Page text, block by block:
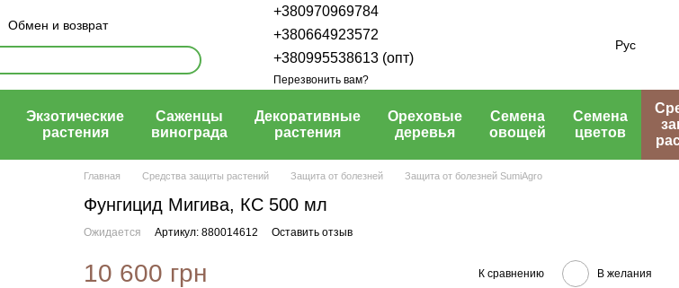
Обмен и возврат
+380970969784
+380664923572
+380995538613 (опт)
Перезвонить вам?
Рус
Экзотические
растения
Саженцы
винограда
Декоративные
растения
Ореховые
деревья
Семена
овощей
Семена
цветов
Главная Средства защиты растений Защита от болезней Защита от болезней SumiAgro
Фунгицид Мигива, КС 500 мл
Ожидается Артикул: 880014612 Оставить отзыв
10 600 грн К сравнению В желания